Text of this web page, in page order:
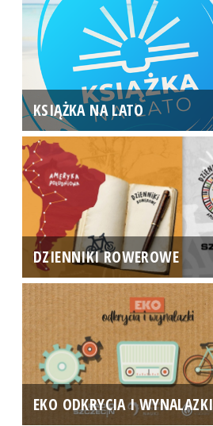
KSIĄŻKA NA LATO
DZIENNIKI ROWEROWE
EKO ODKRYCIA I WYNALAZKI